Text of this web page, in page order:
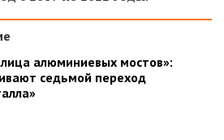
алюминиевых мостов»:
седьмой переход